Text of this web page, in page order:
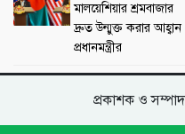
মালয়েশিয়ার শ্রমবাজার
দ্রুত উন্মুক্ত করার আহ্বান
প্রধানমন্ত্রীর
প্রকাশক ও